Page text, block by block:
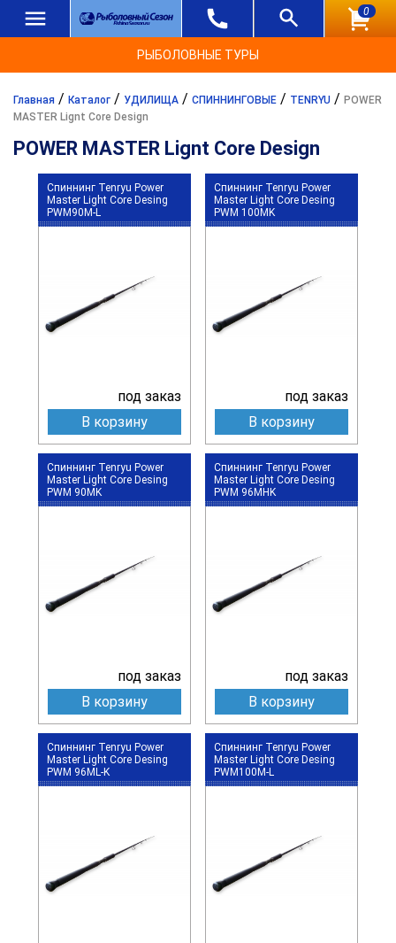
0
РЫБОЛОВНЫЕ ТУРЫ
Главная / Каталог / УДИЛИЩА / СПИННИНГОВЫЕ / TENRYU / POWER
MASTER Lignt Core Design
POWER MASTER Lignt Core Design
Спиннинг Tenryu Power
Master Light Core Desing
PWM90M-L
под заказ
В корзину
Спиннинг Tenryu Power
Master Light Core Desing
PWM 100MK
под заказ
В корзину
Спиннинг Tenryu Power
Master Light Core Desing
PWM 90MK
под заказ
В корзину
Спиннинг Tenryu Power
Master Light Core Desing
PWM 96MHK
под заказ
В корзину
Спиннинг Tenryu Power
Master Light Core Desing
PWM 96ML-K
Спиннинг Tenryu Power
Master Light Core Desing
PWM100M-L